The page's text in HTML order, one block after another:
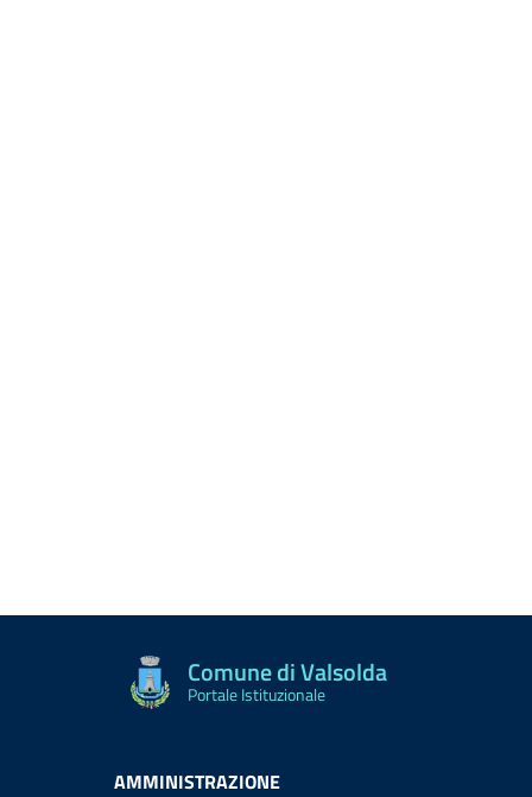
Comune di Valsolda
Portale Istituzionale
AMMINISTRAZIONE